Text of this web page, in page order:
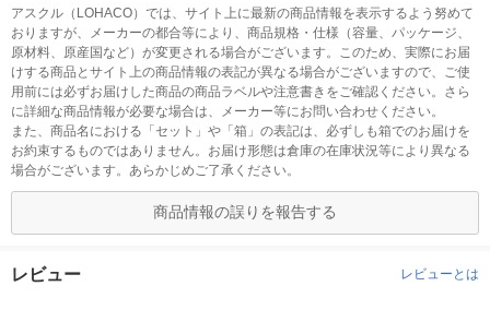
アスクル（LOHACO）では、サイト上に最新の商品情報を表示するよう努めて
おりますが、メーカーの都合等により、商品規格・仕様（容量、パッケージ、
原材料、原産国など）が変更される場合がございます。このため、実際にお届
けする商品とサイト上の商品情報の表記が異なる場合がございますので、ご使
用前には必ずお届けした商品の商品ラベルや注意書きをご確認ください。さら
に詳細な商品情報が必要な場合は、メーカー等にお問い合わせください。
また、商品名における「セット」や「箱」の表記は、必ずしも箱でのお届けを
お約束するものではありません。お届け形態は倉庫の在庫状況等により異なる
場合がございます。あらかじめご了承ください。
商品情報の誤りを報告する
レビュー レビューとは